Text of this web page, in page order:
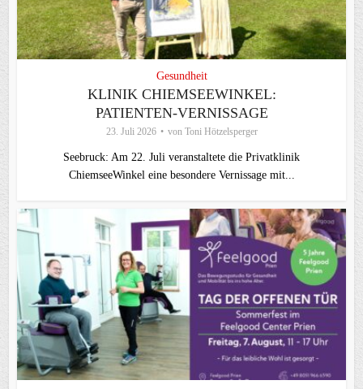
Gesundheit
KLINIK CHIEMSEEWINKEL:
PATIENTEN-VERNISSAGE
23. Juli 2026 von Toni Hötzelsperger
Seebruck: Am 22. Juli veranstaltete die Privatklinik
ChiemseeWinkel eine besondere Vernissage mit...